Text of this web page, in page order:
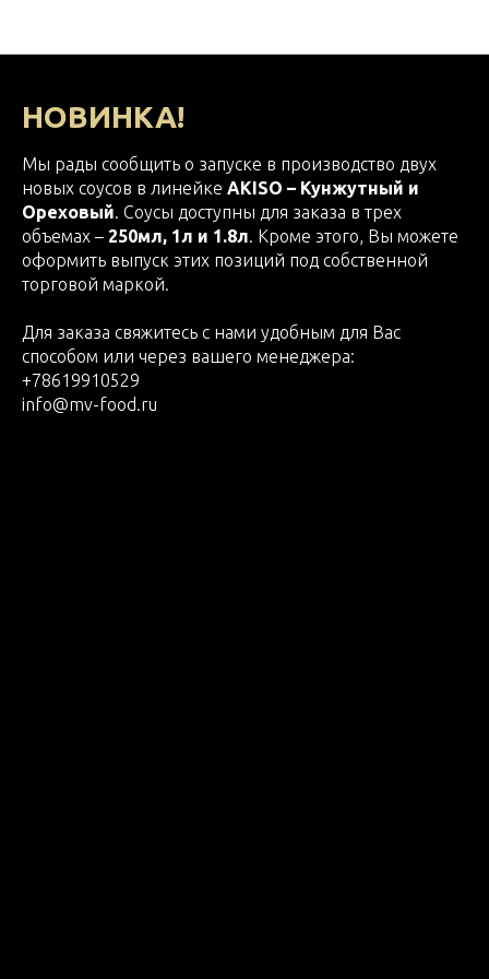
НОВИНКА!
Мы рады сообщить о запуске в производство двух
новых соусов в линейке AKISO – Кунжутный и
Ореховый. Соусы доступны для заказа в трех
объемах – 250мл, 1л и 1.8л. Кроме этого, Вы можете
оформить выпуск этих позиций под собственной
торговой маркой.
Для заказа свяжитесь с нами удобным для Вас
способом или через вашего менеджера:
+78619910529
info@mv-food.ru